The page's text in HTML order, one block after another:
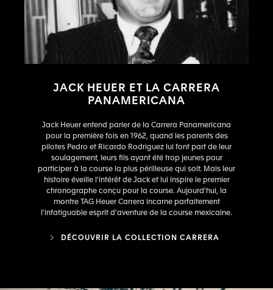
JACK HEUER ET LA CARRERA
PANAMERICANA
Jack Heuer entend parler de la Carrera Panamericana
pour la première fois en 1962, quand les parents des
pilotes Pedro et Ricardo Rodriguez lui font part de leur
soulagement, leurs fils ayant été trop jeunes pour
participer à la course la plus périlleuse qui soit. Mais leur
histoire éveille l'intérêt de Jack et lui inspire le premier
chronographe conçu pour la course. Aujourd'hui, la
montre TAG Heuer Carrera incarne parfaitement
l'infatiguable esprit d'aventure de la course mexicaine.
DÉCOUVRIR LA COLLECTION CARRERA